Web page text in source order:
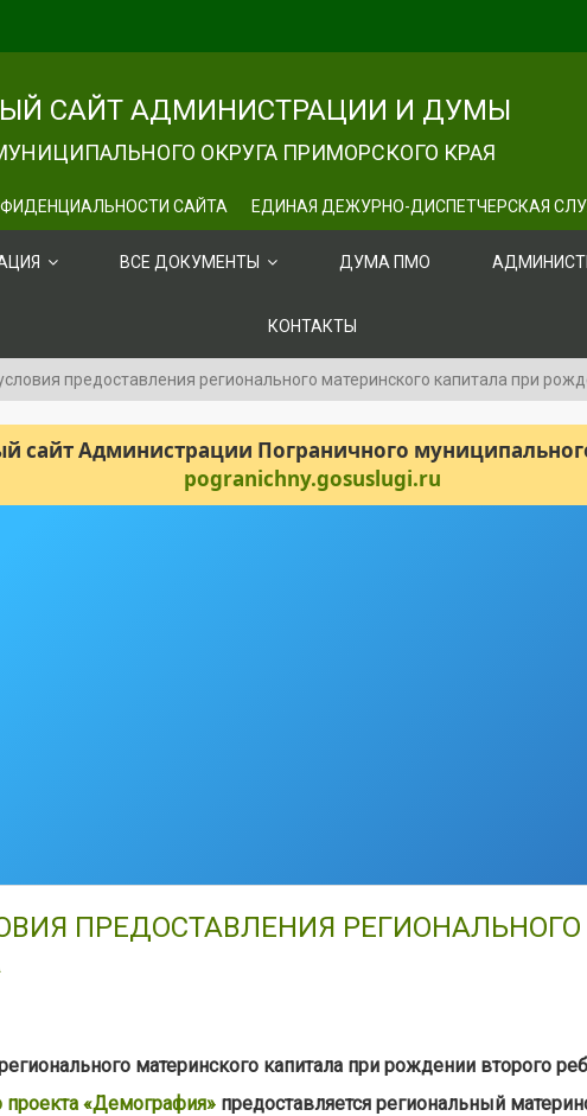
САЙТ АДМИНИСТРАЦИИ И ДУМЫ
ОКРУГА ПРИМОРСКОГО КРАЯ
САЙТА ЕДИНАЯ ДЕЖУРНО-ДИСПЕТЧЕРСКАЯ
ВСЕ ДОКУМЕНТЫ ДУМА ПМО
КОНТАКТЫ
предоставления регионального материнского капитала при
сайт Администрации Пограничного
pogranichny.gosuslugi.ru
ПРЕДОСТАВЛЕНИЯ
материнского капитала при рождении второго
проекта «Демография» предоставляется региональный